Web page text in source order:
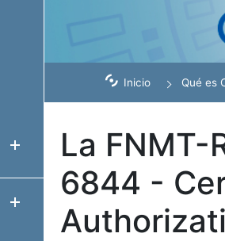
Mostrar/Ocultar
Mostrar/Ocultar
Inicio Qué es
La FNMT-
6844 -